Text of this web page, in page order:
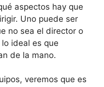
aspectos hay que
Uno puede ser
no sea el director o
ideal es que
de la mano.
veremos que es